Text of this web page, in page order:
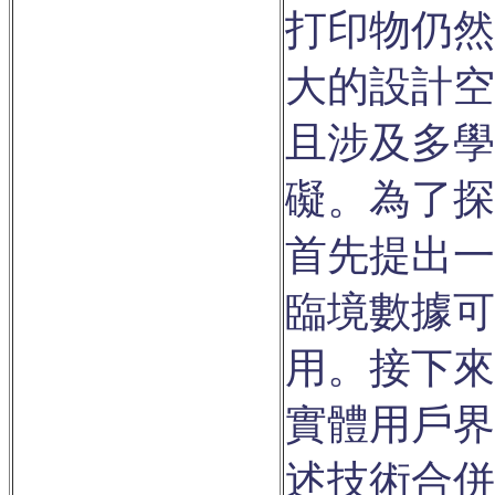
打印物仍
大的設計
且涉及多
礙。為了
首先提出
臨境數據
用。接下
實體用戶
述技術合